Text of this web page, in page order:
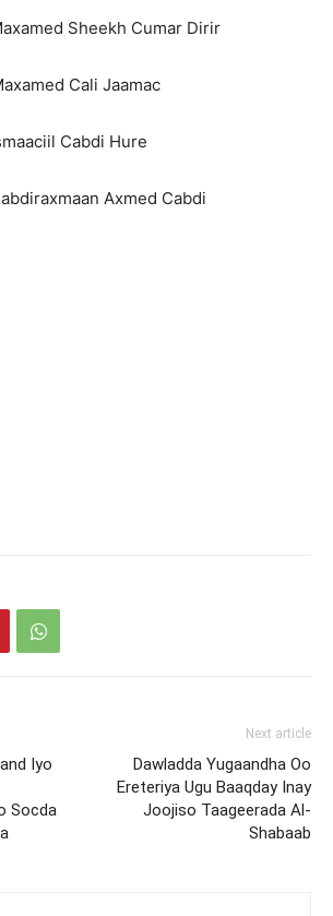
Sheekh Cumar Dirir
Cali Jaamac
Cabdi Hure
Axmed Cabdi
Iyo
Socda
Next article
Dawladda Yugaandha Oo
Ereteriya Ugu Baaqday Inay
Joojiso Taageerada Al-
Shabaab